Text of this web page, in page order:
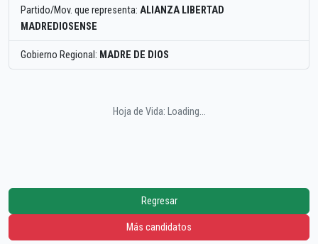
Partido/Mov. que representa: ALIANZA LIBERTAD
MADREDIOSENSE
Gobierno Regional: MADRE DE DIOS
Hoja de Vida: Loading...
Regresar
Más candidatos